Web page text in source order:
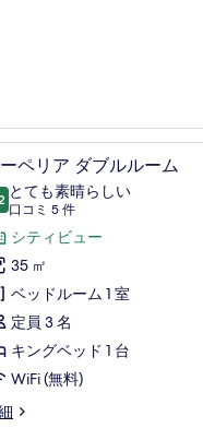
3 ペリア ダブルルーム
点中 9.2
とても素晴らしい
口コミ 5 件
(口
コ
ミ
件)
シティビュー
35 ㎡
ベッドルーム 1 室
定員 3 名
キングベッド 1 台
WiFi (無料)